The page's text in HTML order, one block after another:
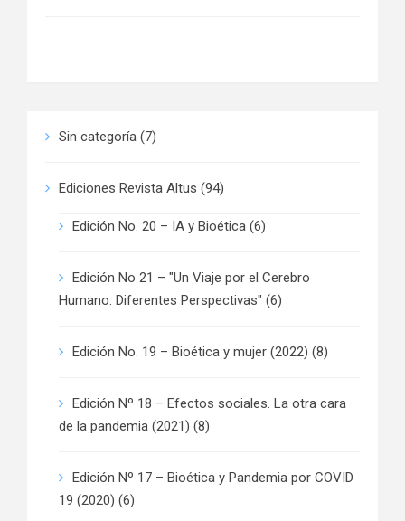
Sin categoría (7)
Ediciones Revista Altus (94)
Edición No. 20 – IA y Bioética (6)
Edición No 21 – "Un Viaje por el Cerebro
Humano: Diferentes Perspectivas" (6)
Edición No. 19 – Bioética y mujer (2022) (8)
Edición Nº 18 – Efectos sociales. La otra cara
de la pandemia (2021) (8)
Edición Nº 17 – Bioética y Pandemia por COVID
19 (2020) (6)